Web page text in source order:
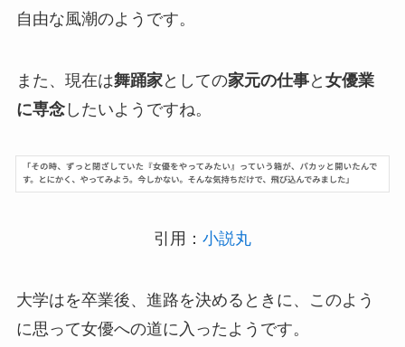
自由な風潮のようです。
また、現在は舞踊家としての家元の仕事と 女優業
に専念したいようですね。
引用： 小説丸
大学はを卒業後、進路を決めるときに、このよう
に思って女優への道に入ったようです。